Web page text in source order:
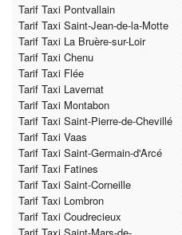
Tarif Taxi Pontvallain
Tarif Taxi Saint-Jean-de-la-Motte
Tarif Taxi La Bruère-sur-Loir
Tarif Taxi Chenu
Tarif Taxi Flée
Tarif Taxi Lavernat
Tarif Taxi Montabon
Tarif Taxi Saint-Pierre-de-Chevillé
Tarif Taxi Vaas
Tarif Taxi Saint-Germain-d'Arcé
Tarif Taxi Fatines
Tarif Taxi Saint-Corneille
Tarif Taxi Lombron
Tarif Taxi Coudrecieux